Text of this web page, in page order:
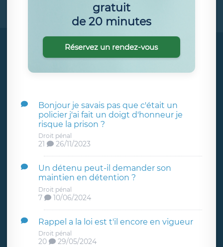
Bonjour je savais pas que c'était un
policier j'ai fait un doigt d'honneur je
risque la prison ?
Droit pénal
21 26/11/2023
Un détenu peut-il demander son
maintien en détention ?
Droit pénal
7 10/06/2024
Rappel a la loi est t'il encore en vigueur
Droit pénal
20 29/05/2024
gratuit
de 20 minutes
Réservez un rendez-vous